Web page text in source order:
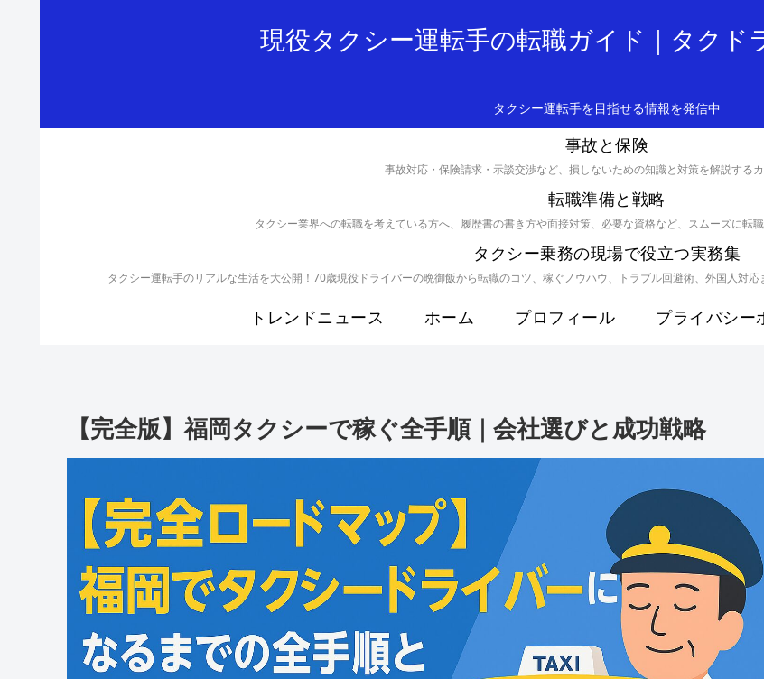
現役タクシー運転手の転職ガイド｜タクド
タクシー運転手を目指せる情報を発信中
事故と保険
事故対応・保険請求・示談交渉など、損しないための知識と対策を解説するカ
転職準備と戦略
タクシー業界への転職を考えている方へ、履歴書の書き方や面接対策、必要な資格など、スムーズに転
タクシー乗務の現場で役立つ実務集
タクシー運転手のリアルな生活を大公開！70歳現役ドライバーの晩御飯から転職のコツ、稼ぐノウハウ、トラブル回避術、外国人対
トレンドニュース ホーム プロフィール プライバシー
【完全版】福岡タクシーで稼ぐ全手順｜会社選びと成功戦略